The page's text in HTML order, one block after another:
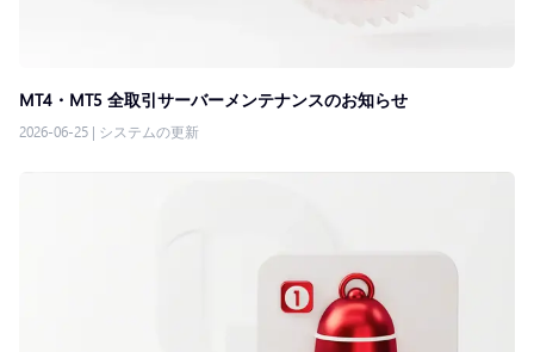
MT4・MT5 全取引サーバーメンテナンスのお知らせ
2026-06-25 | システムの更新